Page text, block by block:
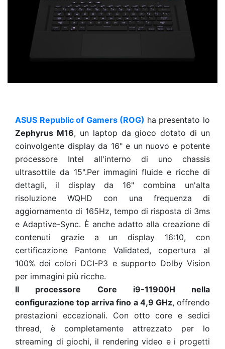
ASUS Republic of Gamers (ROG) ha presentato lo
Zephyrus M16, un laptop da gioco dotato di un
coinvolgente display da 16" e un nuovo e potente
processore Intel all'interno di uno chassis
ultrasottile da 15".Per immagini fluide e ricche di
dettagli, il display da 16" combina un'alta
risoluzione WQHD con una frequenza di
aggiornamento di 165Hz, tempo di risposta di 3ms
e Adaptive-Sync. È anche adatto alla creazione di
contenuti grazie a un display 16:10, con
certificazione Pantone Validated, copertura al
100% dei colori DCI-P3 e supporto Dolby Vision
per immagini più ricche.
Il processore Core i9-11900H nella
configurazione top arriva fino a 4,9 GHz, offrendo
prestazioni eccezionali. Con otto core e sedici
thread, è completamente attrezzato per lo
streaming di giochi, il rendering video e i progetti